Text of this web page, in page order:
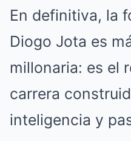
En definitiva, la
Diogo Jota es
millonaria: es el
carrera
inteligencia y